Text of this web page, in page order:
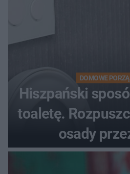
DOMOWE
Hiszpański
toaletę.
osady